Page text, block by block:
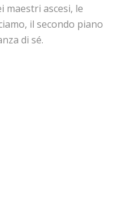
maestri ascesi, le
il secondo piano
di sé.